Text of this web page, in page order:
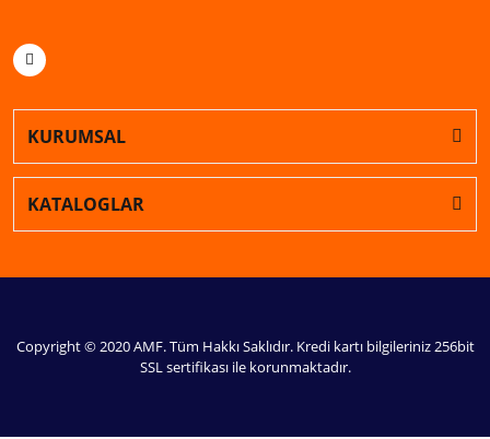
KURUMSAL
KATALOGLAR
Copyright © 2020 AMF. Tüm Hakkı Saklıdır. Kredi kartı bilgileriniz 256bit
SSL sertifikası ile korunmaktadır.